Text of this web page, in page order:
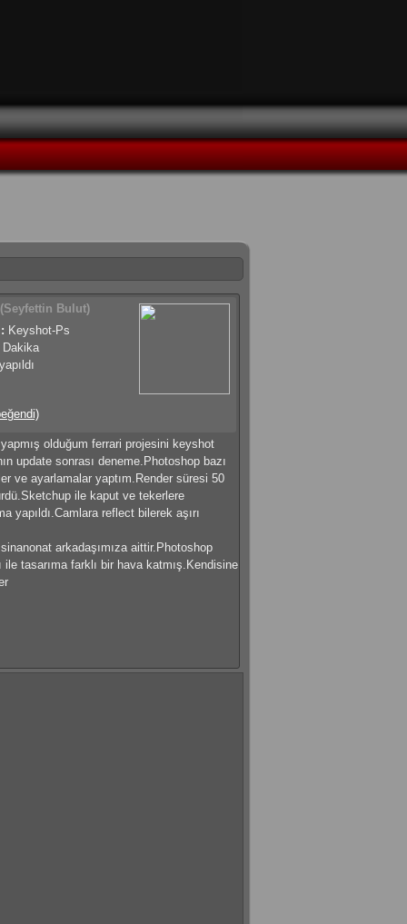
Bulut)
Keyshot-Ps
olduğum ferrari projesini keyshot
update sonrası deneme.Photoshop bazı
ve ayarlamalar yaptım.Render süresi 50
ile kaput ve tekerlere
yapıldı.Camlara reflect bilerek aşırı
arkadaşımıza aittir.Photoshop
ile tasarıma farklı bir hava katmış.Kendisine